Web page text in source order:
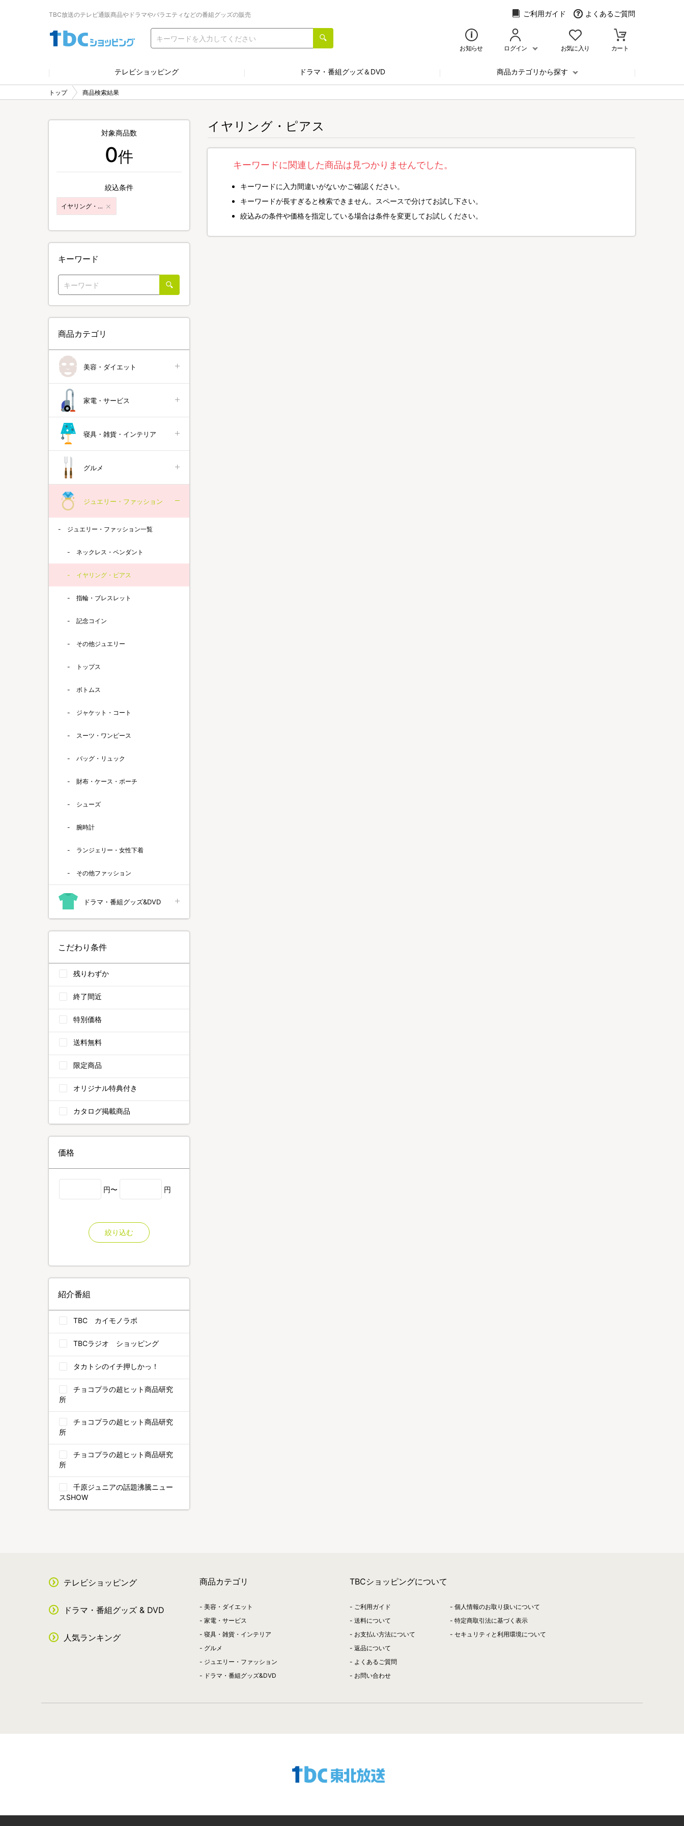
TBC放送のテレビ通販商品やドラマやバラエティなどの番組グッズの販売 ご利用ガイド よくあるご質問
お知らせ ログイン お気に入り カート
テレビショッピング ドラマ・番組グッズ＆DVD 商品カテゴリから探す
トップ 商品検索結果
イヤリング・ピアス
キーワードに関連した商品は見つかりませんでした。
キーワードに入力間違いがないかご確認ください。
キーワードが長すぎると検索できません。スペースで分けてお試し下さい。
絞込みの条件や価格を指定している場合は条件を変更してお試しください。
対象商品数
0件
絞込条件
イヤリング・ピアス
キーワード
商品カテゴリ
美容・ダイエット
家電・サービス
寝具・雑貨・インテリア
グルメ
ジュエリー・ファッション
ジュエリー・ファッション一覧
ネックレス・ペンダント
イヤリング・ピアス
指輪・ブレスレット
記念コイン
その他ジュエリー
トップス
ボトムス
ジャケット・コート
スーツ・ワンピース
バッグ・リュック
財布・ケース・ポーチ
シューズ
腕時計
ランジェリー・女性下着
その他ファッション
ドラマ・番組グッズ&DVD
こだわり条件
残りわずか
終了間近
特別価格
送料無料
限定商品
オリジナル特典付き
カタログ掲載商品
価格
円〜 円
絞り込む
紹介番組
TBC カイモノラボ
TBCラジオ ショッピング
タカトシのイチ押しかっ！
チョコプラの超ヒット商品研究
所
チョコプラの超ヒット商品研究
所
チョコプラの超ヒット商品研究
所
千原ジュニアの話題沸騰ニュー
スSHOW
テレビショッピング
ドラマ・番組グッズ & DVD
人気ランキング
商品カテゴリ
美容・ダイエット
家電・サービス
寝具・雑貨・インテリア
グルメ
ジュエリー・ファッション
ドラマ・番組グッズ&DVD
TBCショッピングについて
ご利用ガイド
送料について
お支払い方法について
返品について
よくあるご質問
お問い合わせ
個人情報のお取り扱いについて
特定商取引法に基づく表示
セキュリティと利用環境について